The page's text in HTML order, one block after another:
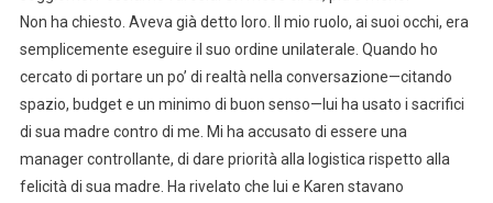
Non ha chiesto. Aveva già detto loro. Il mio ruolo, ai suoi occhi, era
semplicemente eseguire il suo ordine unilaterale. Quando ho
cercato di portare un po’ di realtà nella conversazione—citando
spazio, budget e un minimo di buon senso—lui ha usato i sacrifici
di sua madre contro di me. Mi ha accusato di essere una
manager controllante, di dare priorità alla logistica rispetto alla
felicità di sua madre. Ha rivelato che lui e Karen stavano